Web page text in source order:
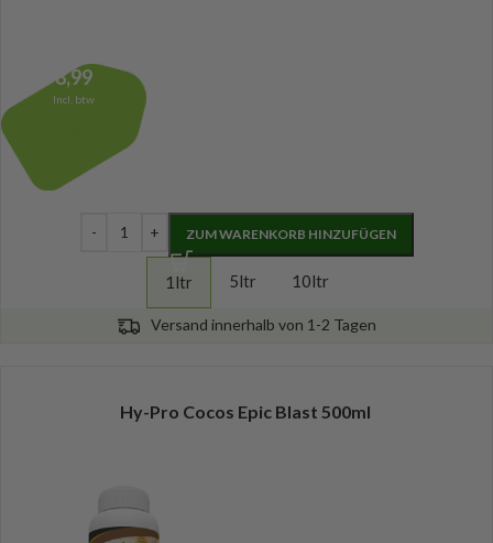
8,99
Incl. btw
ZUM WARENKORB HINZUFÜGEN
1ltr 5ltr 10ltr
Versand innerhalb von 1-2 Tagen
Hy-Pro Cocos Epic Blast 500ml